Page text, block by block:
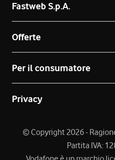
Fastweb S.p.A.
Offerte
Per il consumatore
Privacy
© Copyright 2026 -
Partita IVA: